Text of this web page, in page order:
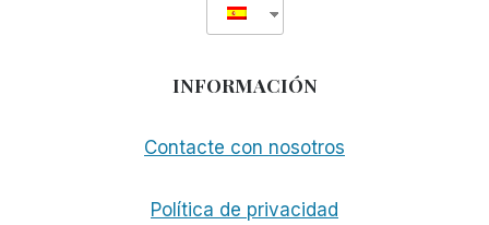
INFORMACIÓN
Contacte con nosotros
Política de privacidad